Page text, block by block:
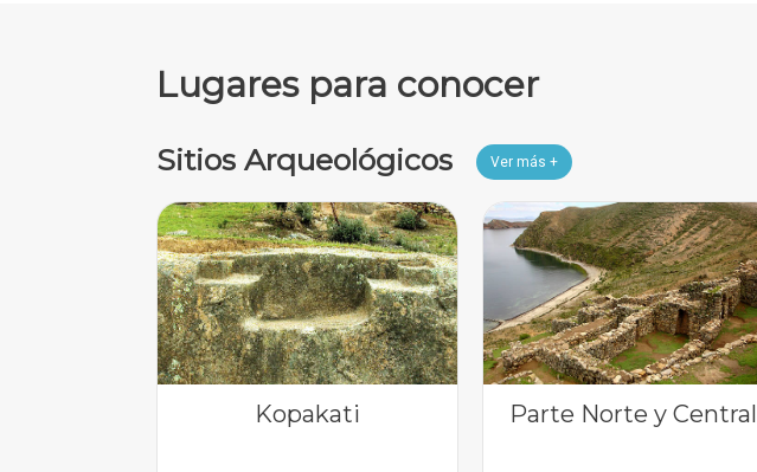
Lugares para conocer
Sitios Arqueológicos Ver más +
Kopakati Parte Norte y Central